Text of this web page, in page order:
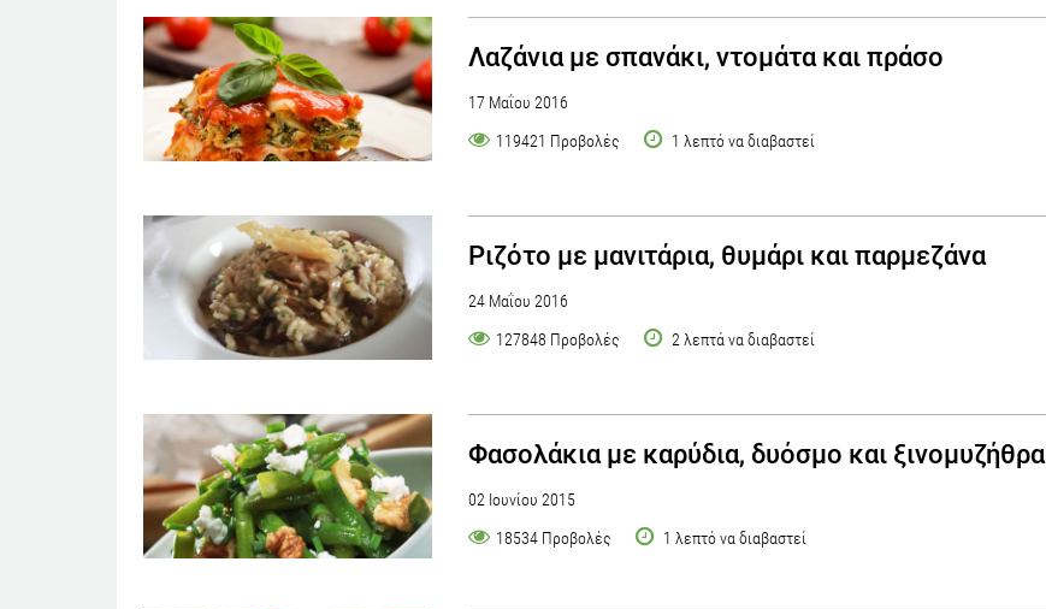
Λαζάνια με σπανάκι, ντομάτα και πράσο
17 Μαΐου 2016
119421 Προβολές
1 λεπτό να διαβαστεί
Ριζότο με μανιτάρια, θυμάρι και παρμεζάνα
24 Μαΐου 2016
127848 Προβολές
2 λεπτά να διαβαστεί
Φασολάκια με καρύδια, δυόσμο και ξινομυζήθρα
02 Ιουνίου 2015
18534 Προβολές
1 λεπτό να διαβαστεί